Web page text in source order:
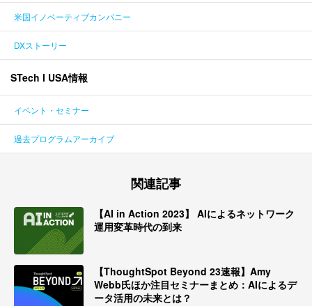
米国イノベーティブカンパニー
DXストーリー
STech I USA情報
イベント・セミナー
過去プログラムアーカイブ
関連記事
【AI in Action 2023】 AIによるネットワーク
運用変革時代の到来
【ThoughtSpot Beyond 23速報】Amy
Webb氏ほか注目セミナーまとめ：AIによるデ
ータ活用の未来とは？